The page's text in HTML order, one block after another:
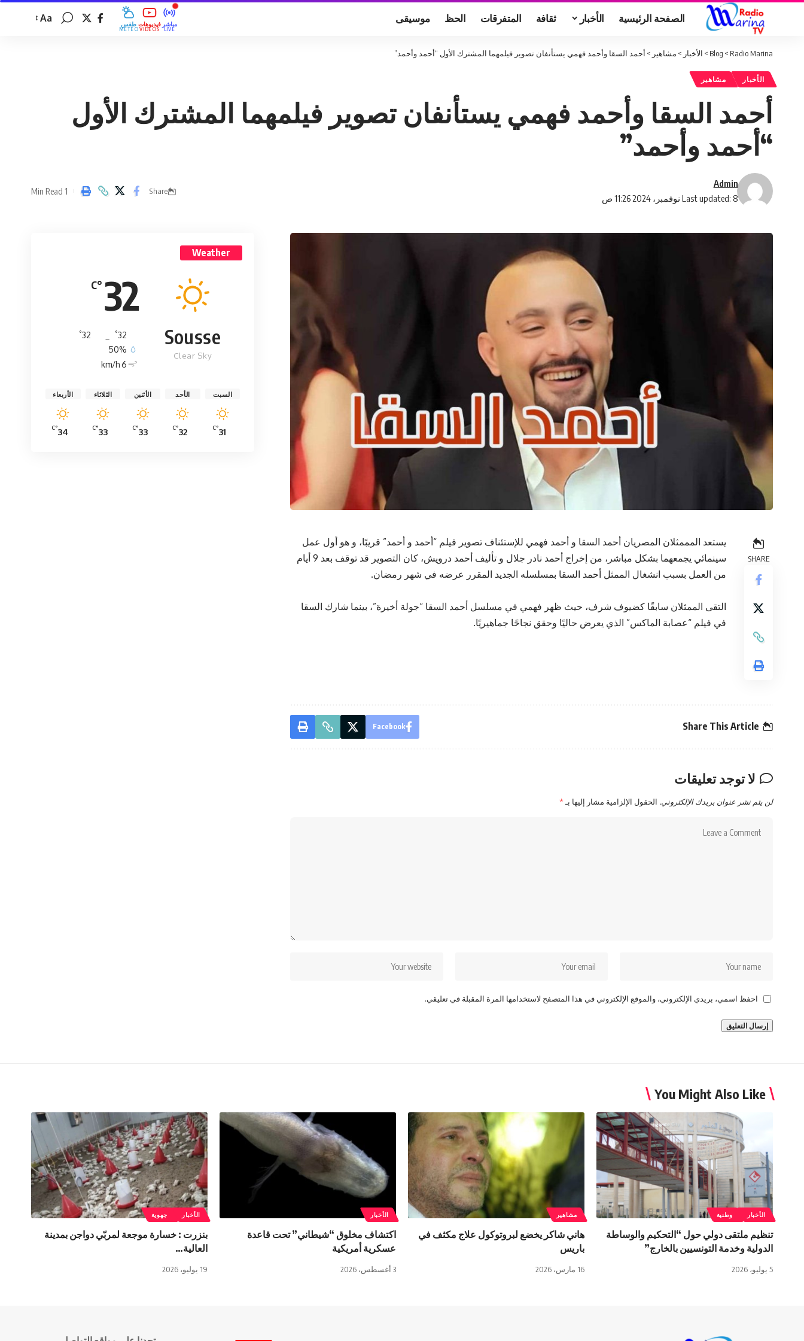
الصفحة الرئيسية الأخبار ثقافة المتفرقات الحظ موسيقى طقس
MÉTÉO
فيديوهات
VIDÉOS
مباشر
LIVE
Aa
Radio Marina
>
Blog
> الأخبار > مشاهير > أحمد السقا وأحمد فهمي يستأنفان تصوير فيلمهما المشترك الأول “أحمد وأحمد”
الأخبار مشاهير
أحمد السقا وأحمد فهمي يستأنفان تصوير فيلمهما المشترك الأول
“أحمد وأحمد”
Last updated: 8 نوفمبر، 2024 11:26 ص
Admin
Share
1 Min Read
SHARE
يستعد المممثلان المصريان أحمد السقا و أحمد فهمي للإستئناف تصوير فيلم “أحمد و أحمد” قريبًا، و هو أول عمل
سينمائي يجمعهما بشكل مباشر، من إخراج أحمد نادر جلال و تأليف أحمد درويش، كان التصوير قد توقف بعد 9 أيام
من العمل بسبب انشغال الممثل أحمد السقا بمسلسله الجديد المقرر عرضه في شهر رمضان.
التقى الممثلان سابقًا كضيوف شرف، حيث ظهر فهمي في مسلسل أحمد السقا “جولة أخيرة”، بينما شارك السقا
في فيلم “عصابة الماكس” الذي يعرض حاليًا وحقق نجاحًا جماهيريًا.
Share This Article
Facebook
لا توجد تعليقات
لن يتم نشر عنوان بريدك الإلكتروني. الحقول الإلزامية مشار إليها بـ*
احفظ اسمي، بريدي الإلكتروني، والموقع الإلكتروني في هذا المتصفح لاستخدامها المرة المقبلة في تعليقي.
Weather
32
°C
Sousse
Clear Sky
32
°
32
°
50%
6 km/h
السبت
31
°C
الأحد
32
°C
الأثنين
33
°C
الثلاثاء
33
°C
الأربعاء
34
°C
You Might Also Like
الأخبار وطنية
تنظيم ملتقى دولي حول “التحكيم والوساطة
الدولية وخدمة التونسيين بالخارج”
5 يوليو، 2026
مشاهير
هاني شاكر يخضع لبروتوكول علاج مكثف في
باريس
16 مارس، 2026
الأخبار
اكتشاف مخلوق “شيطاني” تحت قاعدة
عسكرية أمريكية
3 أغسطس، 2026
الأخبار جهوية
بنزرت : خسارة موجعة لمربّي دواجن بمدينة
العالية…
19 يوليو، 2026